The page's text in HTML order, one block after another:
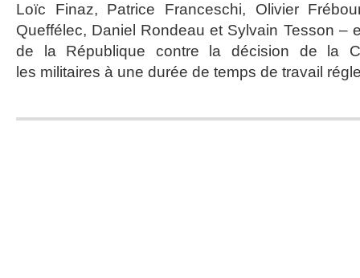
Loïc Finaz, Patrice Franceschi, Olivier
Queffélec, Daniel Rondeau et Sylvain Tesson –
de la République contre la décision de la
les militaires à une durée de temps de travail